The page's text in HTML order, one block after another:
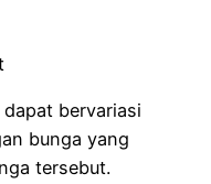
bervariasi
bunga yang
tersebut.